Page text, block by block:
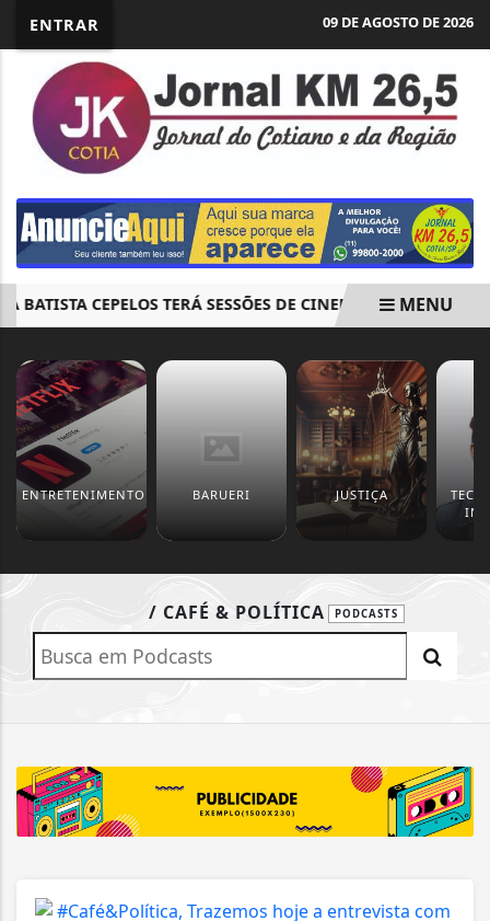
ENTRAR 09 DE AGOSTO DE 2026
BATISTA CEPELOS TERÁ SESSÕES DE CINEMA PONTOS MIS.
MENU
ENTRETENIMENTO BARUERI JUSTIÇA
/ CAFÉ & POLÍTICA PODCASTS